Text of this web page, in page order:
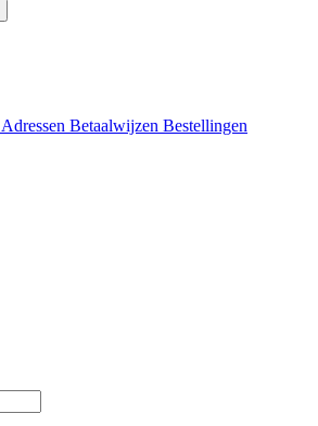
Adressen Betaalwijzen Bestellingen